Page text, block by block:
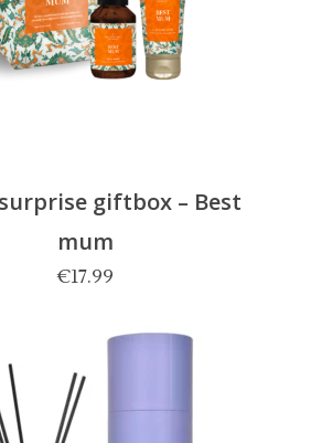
giftbox – Best
mum
€17.99